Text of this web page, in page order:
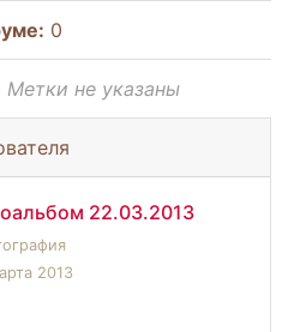
0
Метки не указаны
22.03.2013
2013